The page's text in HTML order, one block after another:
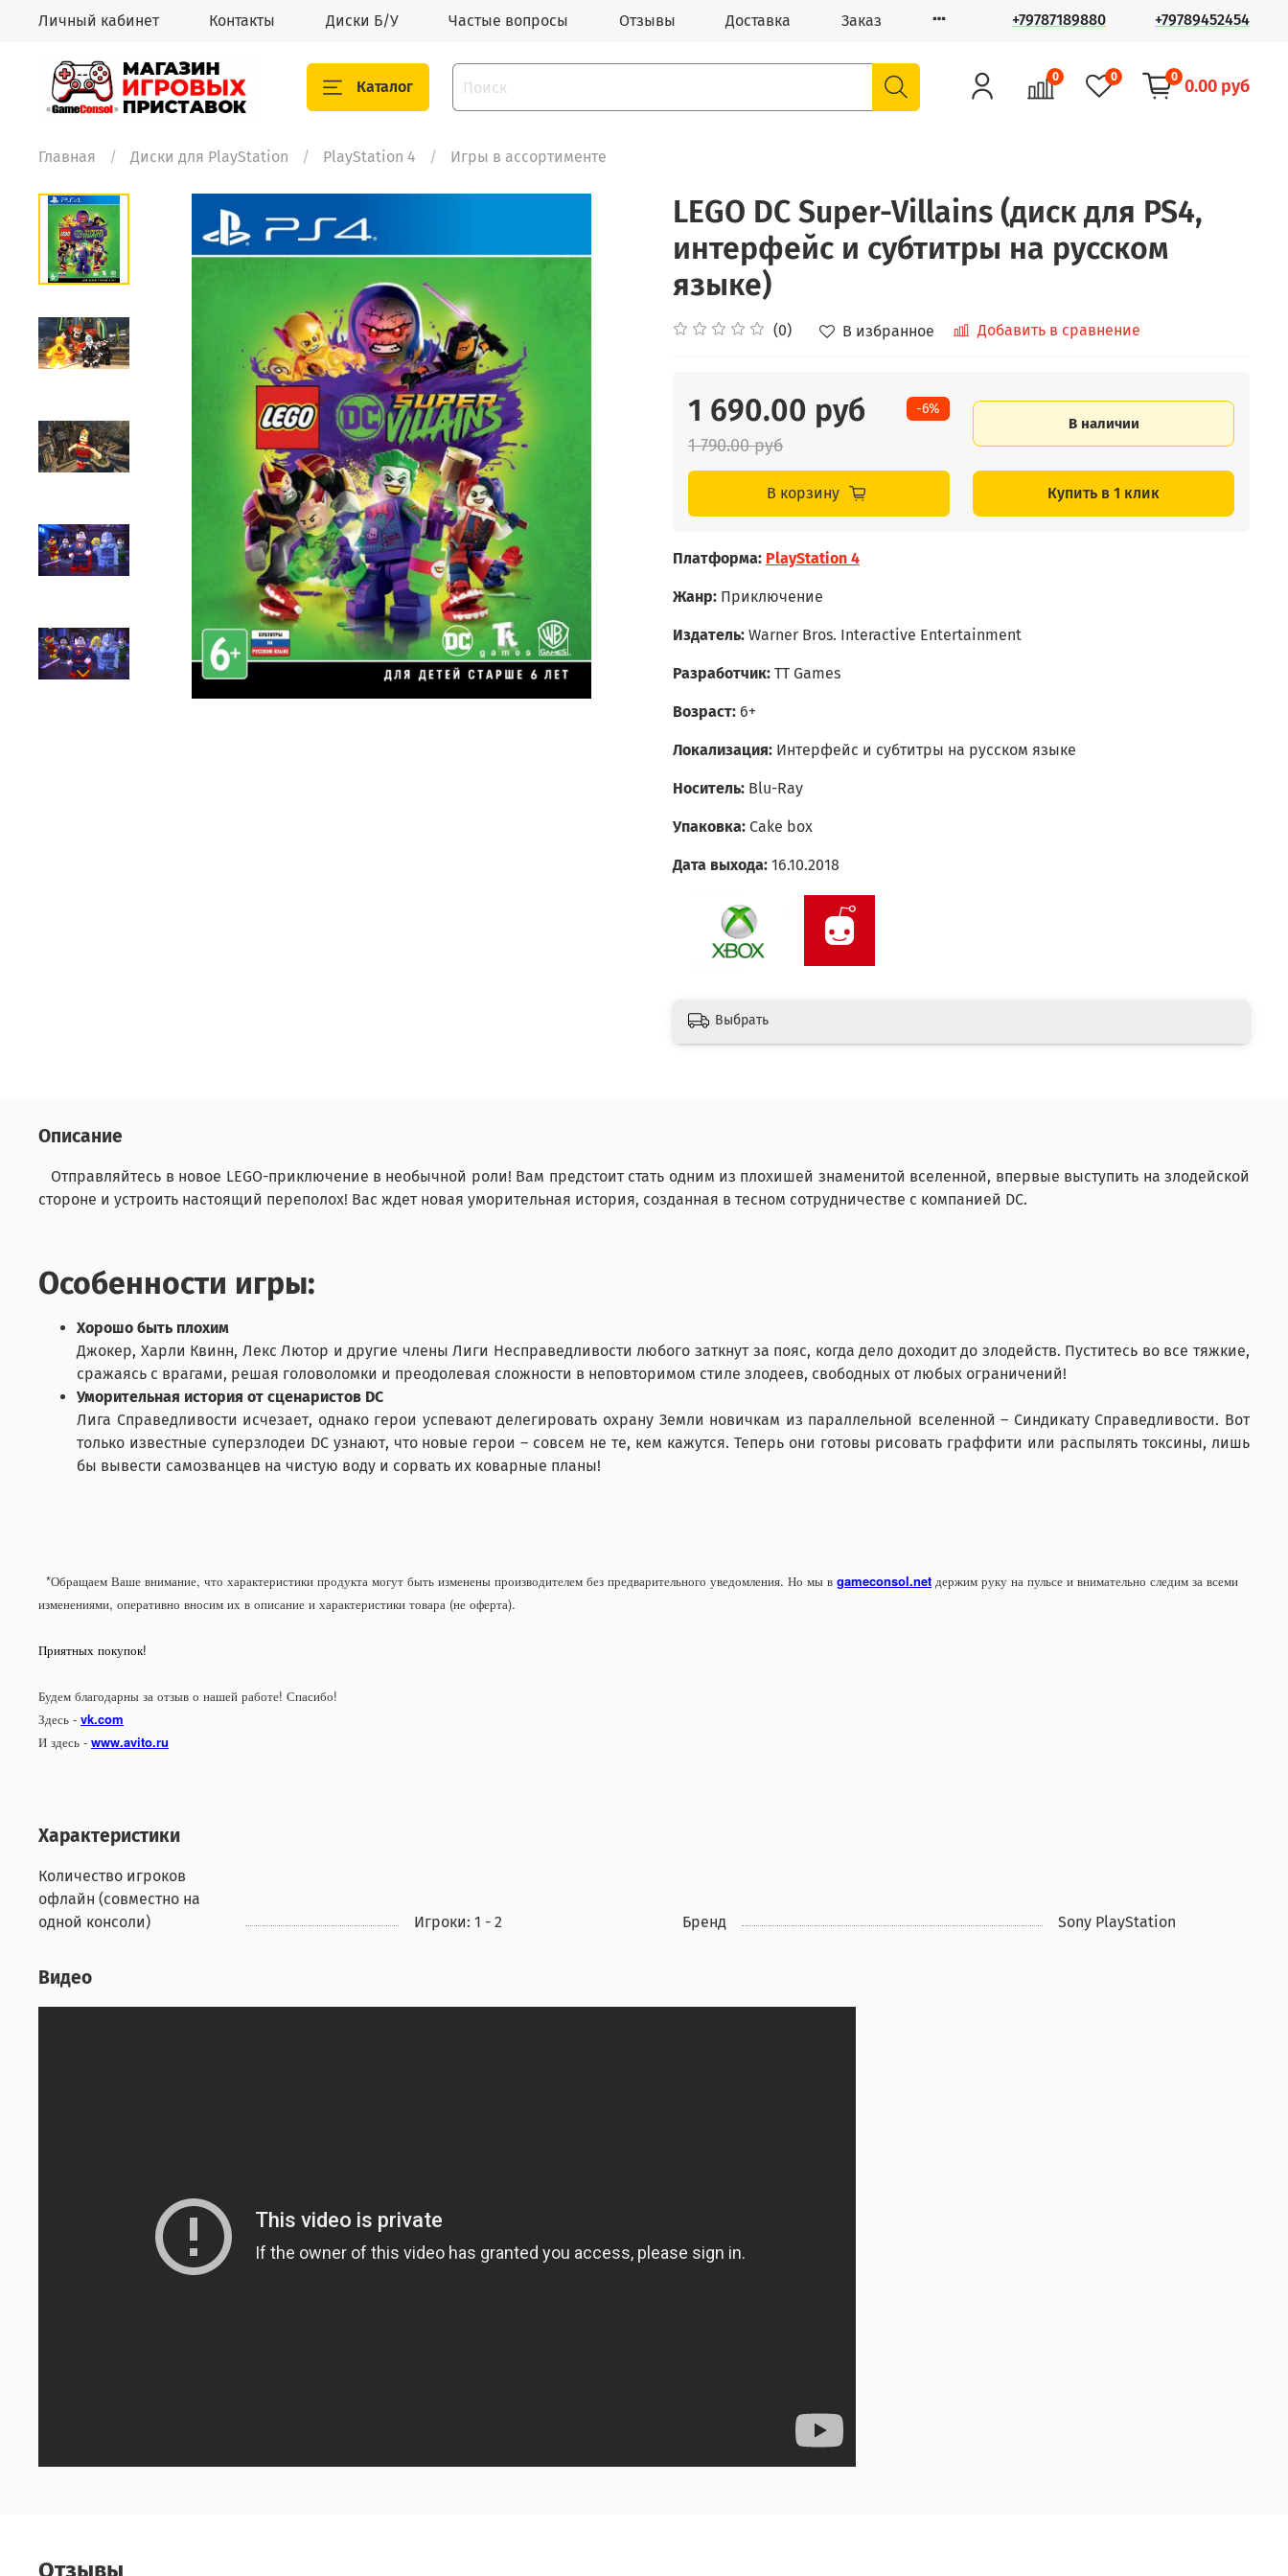
Личный кабинет Контакты Диски Б/У Частые вопросы Отзывы Доставка Заказ +79787189880 +79789452454
Каталог
0 0 0 0.00 руб
Главная Диски для PlayStation PlayStation 4 Игры в ассортименте
LEGO DC Super-Villains (диск для PS4,
интерфейс и субтитры на русском
языке)
(0) В избранное Добавить в сравнение
-6%
1 690.00 руб
1 790.00 руб
В наличии
В корзину Купить в 1 клик
Платформа: PlayStation 4
Жанр: Приключение
Издатель: Warner Bros. Interactive Entertainment
Разработчик: TT Games
Возраст: 6+
Локализация: Интерфейс и субтитры на русском языке
Носитель: Blu-Ray
Упаковка: Cake box
Дата выхода: 16.10.2018
Выбрать
Описание
Отправляйтесь в новое LEGO-приключение в необычной роли! Вам предстоит стать одним из плохишей знаменитой вселенной, впервые выступить на злодейской
стороне и устроить настоящий переполох! Вас ждет новая уморительная история, созданная в тесном сотрудничестве с компанией DC.
Особенности игры:
Хорошо быть плохим
Джокер, Харли Квинн, Лекс Лютор и другие члены Лиги Несправедливости любого заткнут за пояс, когда дело доходит до злодейств. Пуститесь во все тяжкие,
сражаясь с врагами, решая головоломки и преодолевая сложности в неповторимом стиле злодеев, свободных от любых ограничений!
Уморительная история от сценаристов DC
Лига Справедливости исчезает, однако герои успевают делегировать охрану Земли новичкам из параллельной вселенной – Синдикату Справедливости. Вот
только известные суперзлодеи DC узнают, что новые герои – совсем не те, кем кажутся. Теперь они готовы рисовать граффити или распылять токсины, лишь
бы вывести самозванцев на чистую воду и сорвать их коварные планы!
*Обращаем Ваше внимание, что характеристики продукта могут быть изменены производителем без предварительного уведомления. Но мы в gameconsol.net держим руку на пульсе и внимательно следим за всеми
изменениями, оперативно вносим их в описание и характеристики товара (не оферта).
Приятных покупок!
Будем благодарны за отзыв о нашей работе! Спасибо!
Здесь - vk.com
И здесь - www.avito.ru
Характеристики
Количество игроков
офлайн (совместно на
одной консоли)
Игроки: 1 - 2 Бренд Sony PlayStation
Видео
Отзывы